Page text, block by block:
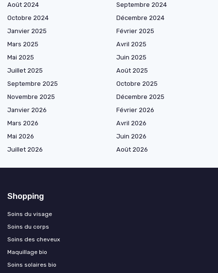
Août 2024
Septembre 2024
Octobre 2024
Décembre 2024
Janvier 2025
Février 2025
Mars 2025
Avril 2025
Mai 2025
Juin 2025
Juillet 2025
Août 2025
Septembre 2025
Octobre 2025
Novembre 2025
Décembre 2025
Janvier 2026
Février 2026
Mars 2026
Avril 2026
Mai 2026
Juin 2026
Juillet 2026
Août 2026
Shopping
Soins du visage
Soins du corps
Soins des cheveux
Maquillage bio
Soins solaires bio